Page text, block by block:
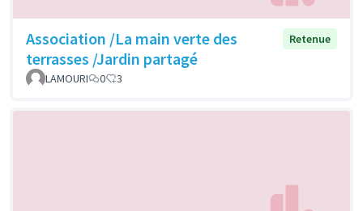
Association /La main verte des
terrasses /Jardin partagé
Retenue
LAMOURI 0 3